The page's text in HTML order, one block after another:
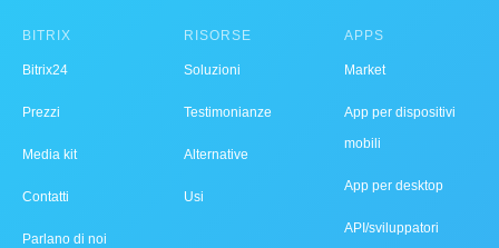
BITRIX
Bitrix24
Prezzi
Media kit
Contatti
Parlano di noi
RISORSE
Soluzioni
Testimonianze
Alternative
Usi
APPS
Market
App per dispositivi
mobili
App per desktop
API/sviluppatori